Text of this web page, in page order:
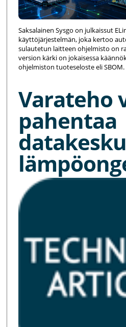
Saksalainen Sysgo on julkaissut
käyttöjärjestelmän, joka kertoo
sulautetun laitteen ohjelmisto on
version kärki on jokaisessa
ohjelmiston tuoteseloste eli SBOM.
Varateho
pahentaa